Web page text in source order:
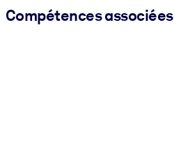
Compétences associées